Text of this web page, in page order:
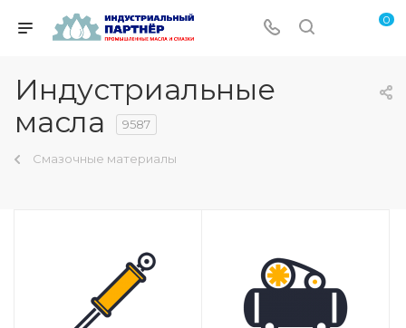
0
Индустриальные
масла
9587
Смазочные материалы